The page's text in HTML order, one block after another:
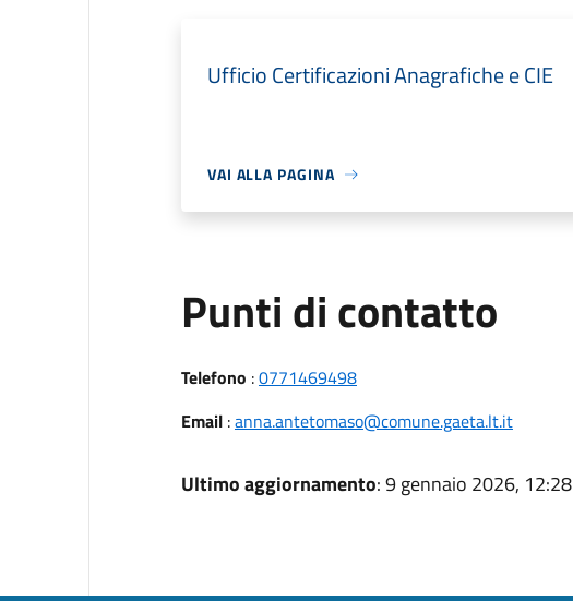
Ufficio Certificazioni Anagrafiche e CIE
VAI ALLA PAGINA
Punti di contatto
Telefono :0771469498
Email:anna.antetomaso@comune.gaeta.lt.it
Ultimo aggiornamento: 9 gennaio 2026, 12:28